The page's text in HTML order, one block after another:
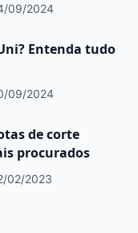
09/2024
Entenda tudo
09/2024
de corte
procurados
02/2023